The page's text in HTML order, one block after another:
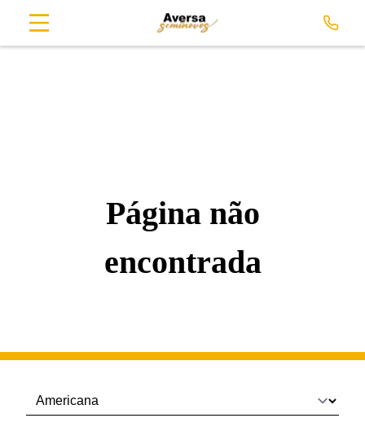
Página não
encontrada